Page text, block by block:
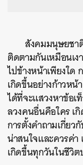
สังคมมนุษยชา
ติดตามกันเหมือนเ
ไปข้างหน้าเพียงใด
เกิดขึ้นอย่างก้าวหน้
ได้ที่จะแสวงหาข้อ
ลวงคนอื่นคือใคร เกิ
การตั้งคำถามเกี่ยว
น่าสนใจและควรค่า
เกิดขึ้นทุกวันในชีวิ